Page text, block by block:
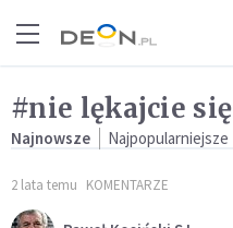
#nie lękajcie się
Najnowsze Najpopularniejsze
2 lata temu KOMENTARZE